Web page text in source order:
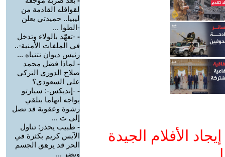
الأفلام الجيدة
لقوافله القادمة من
ليبيا.. حميدتي يعلن
-الطوا ...
- -تعهّد بالولاء وتدخل
في الملفات الأمنية-..
رئيس ديوان نتنياه ...
- لماذا فضل محمد
صلاح الدوري التركي
على السعودي؟
- -إنديكس-: سيارتو
يواجه اتهاما بتلقي
رشوة وعقوبة قد تصل
إلى ث ...
- طبيب يحذر: تناول
الآيس كريم بكثرة في
الحر قد يرهق الجسم
ويضر ...